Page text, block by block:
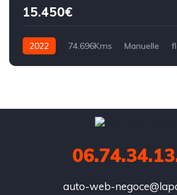
15.450€
2022 74.696Kms Manuelle
auto-web-